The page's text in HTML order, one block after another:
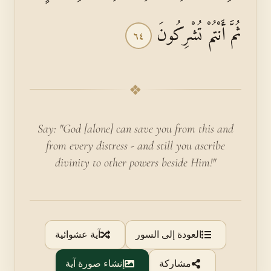
ثُمَّ أَنْتُمْ تُشْرِكُونَ ٦٤
❖
Say: "God [alone] can save you from this and
from every distress - and still you ascribe
divinity to other powers beside Him!"
العودة إلى السور آية عشوائية
مشاركة إنشاء صورة آية